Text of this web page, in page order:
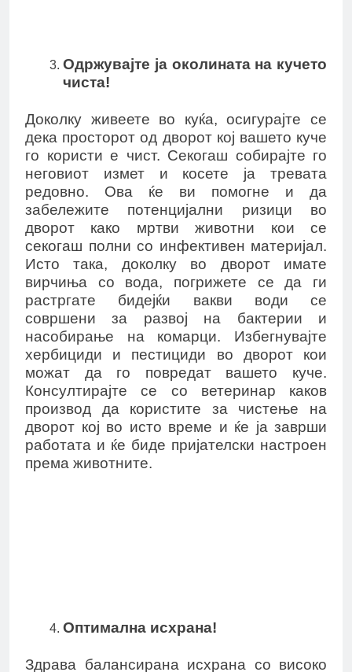
Одржувајте ја околината на кучето
чиста!
Доколку живеете во куќа, осигурајте се
дека просторот од дворот кој вашето куче
го користи е чист. Секогаш собирајте го
неговиот измет и косете ја тревата
редовно. Ова ќе ви помогне и да
забележите потенцијални ризици во
дворот како мртви животни кои се
секогаш полни со инфективен материјал.
Исто така, доколку во дворот имате
вирчиња со вода, погрижете се да ги
растргате бидејќи вакви води се
совршени за развој на бактерии и
насобирање на комарци. Избегнувајте
хербициди и пестициди во дворот кои
можат да го повредат вашето куче.
Консултирајте се со ветеринар каков
производ да користите за чистење на
дворот кој во исто време и ќе ја заврши
работата и ќе биде пријателски настроен
према животните.
Оптимална исхрана!
Здрава балансирана исхрана со високо